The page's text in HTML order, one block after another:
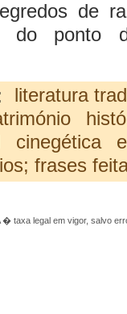
de
do ponto
literatura
cinegética
frases
� taxa legal em vigor, salvo